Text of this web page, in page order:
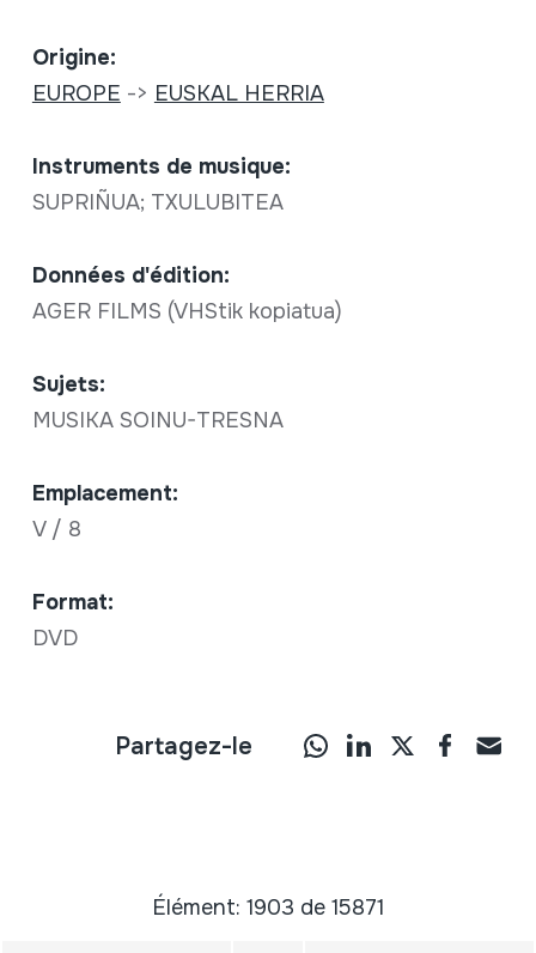
Origine:
EUROPE -> EUSKAL HERRIA
Instruments de musique:
SUPRIÑUA; TXULUBITEA
Données d'édition:
AGER FILMS (VHStik kopiatua)
Sujets:
MUSIKA SOINU-TRESNA
Emplacement:
V / 8
Format:
DVD
Partagez-le
Élément: 1903 de 15871